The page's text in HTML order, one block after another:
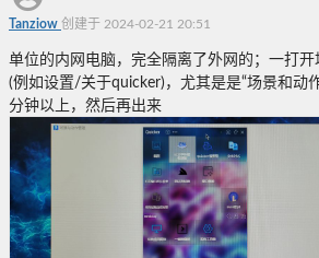
Tanziow 创建于 2024-02-21 20:51
单位的内网电脑，完全隔离了外网的；一打
(例如设置/关于quicker)，尤其是是“场景和动
分钟以上，然后再出来